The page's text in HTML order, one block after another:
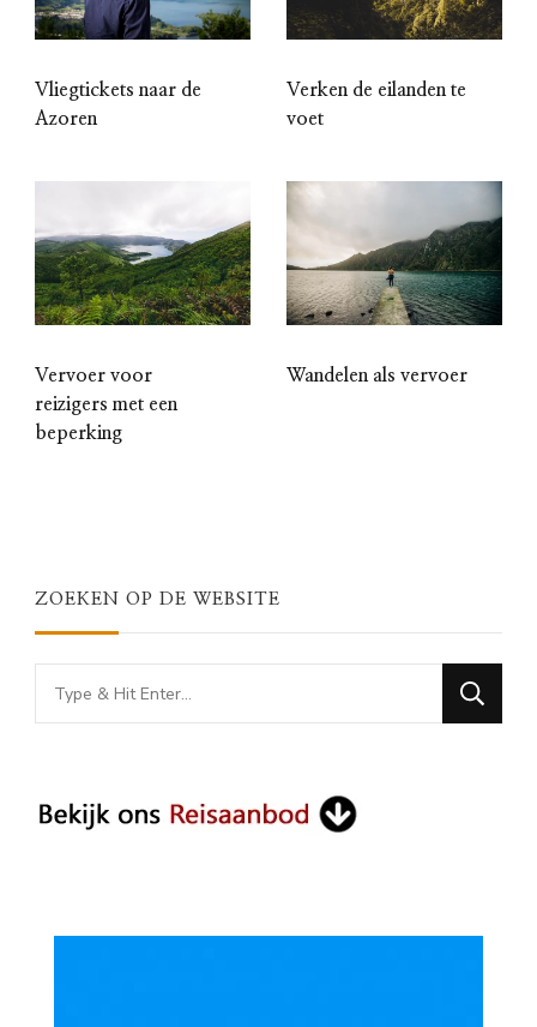
Vliegtickets naar de
Azoren
Verken de eilanden te
voet
Vervoer voor
reizigers met een
beperking
Wandelen als vervoer
ZOEKEN OP DE WEBSITE
Looking
for